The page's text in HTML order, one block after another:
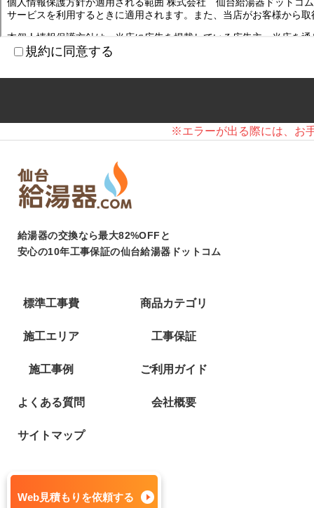
規約に同意する
※エラーが出る際には、お
給湯器の交換なら最大82%OFFと
安心の10年工事保証の仙台給湯器ドットコム
標準工事費 商品カテゴリ
施工エリア 工事保証
施工事例 ご利用ガイド
よくある質問 会社概要
サイトマップ
Web見積もりを依頼する